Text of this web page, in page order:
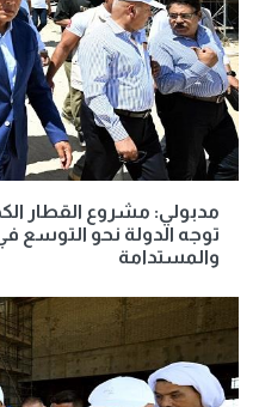
مدبولي: مشروع القطار
توجه الدولة نحو التوسع
والمستدامة